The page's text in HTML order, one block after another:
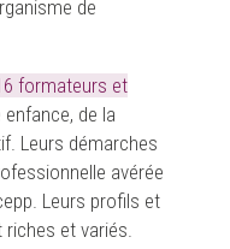
de
formateurs et
de la
Leurs démarches
avérée
Leurs profils et
et variés.